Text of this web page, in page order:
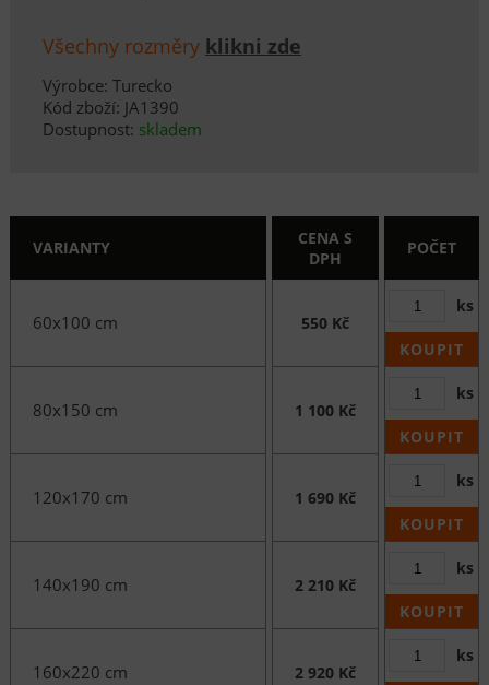
Všechny rozměry klikni zde
Výrobce: Turecko
Kód zboží: JA1390
Dostupnost: skladem
VARIANTY
CENA S
DPH
POČET
60x100 cm 550 Kč
ks
KOUPIT
80x150 cm 1 100 Kč
ks
KOUPIT
120x170 cm 1 690 Kč
ks
KOUPIT
140x190 cm 2 210 Kč
ks
KOUPIT
160x220 cm 2 920 Kč
ks